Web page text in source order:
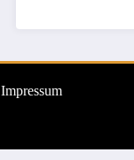
Impressum